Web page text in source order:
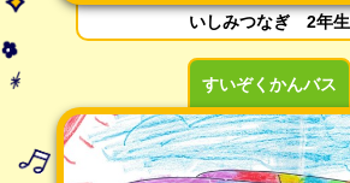
いしみつなぎ 2年生
すいぞくかんバス